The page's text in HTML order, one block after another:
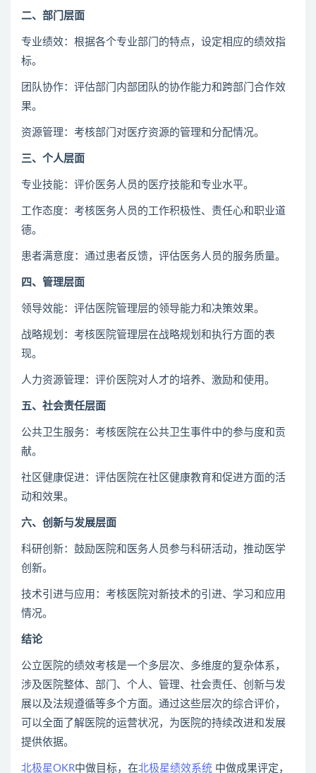
二、部门层面
专业绩效：根据各个专业部门的特点，设定相应的绩效指
标。
团队协作：评估部门内部团队的协作能力和跨部门合作效
果。
资源管理：考核部门对医疗资源的管理和分配情况。
三、个人层面
专业技能：评价医务人员的医疗技能和专业水平。
工作态度：考核医务人员的工作积极性、责任心和职业道
德。
患者满意度：通过患者反馈，评估医务人员的服务质量。
四、管理层面
领导效能：评估医院管理层的领导能力和决策效果。
战略规划：考核医院管理层在战略规划和执行方面的表
现。
人力资源管理：评价医院对人才的培养、激励和使用。
五、社会责任层面
公共卫生服务：考核医院在公共卫生事件中的参与度和贡
献。
社区健康促进：评估医院在社区健康教育和促进方面的活
动和效果。
六、创新与发展层面
科研创新：鼓励医院和医务人员参与科研活动，推动医学
创新。
技术引进与应用：考核医院对新技术的引进、学习和应用
情况。
结论
公立医院的绩效考核是一个多层次、多维度的复杂体系，
涉及医院整体、部门、个人、管理、社会责任、创新与发
展以及法规遵循等多个方面。通过这些层次的综合评价，
可以全面了解医院的运营状况，为医院的持续改进和发展
提供依据。
北极星OKR中做目标，在北极星绩效系统 中做成果评定，